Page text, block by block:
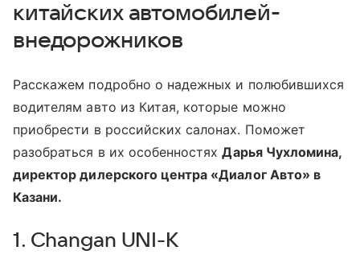
китайских автомобилей-
внедорожников
Расскажем подробно о надежных и полюбившихся
водителям авто из Китая, которые можно
приобрести в российских салонах. Поможет
разобраться в их особенностяхДарья Чухломина,
директор дилерского центра «Диалог Авто» в
Казани.
1. Changan UNI-K